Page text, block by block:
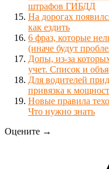
штрафов ГИБДД
На дорогах
как ездить
6 фраз, которые
(иначе будут
Допы, из-за
учет. Список и
Для водителей
привязка к
Новые правила
Что нужно знать
Оцените →